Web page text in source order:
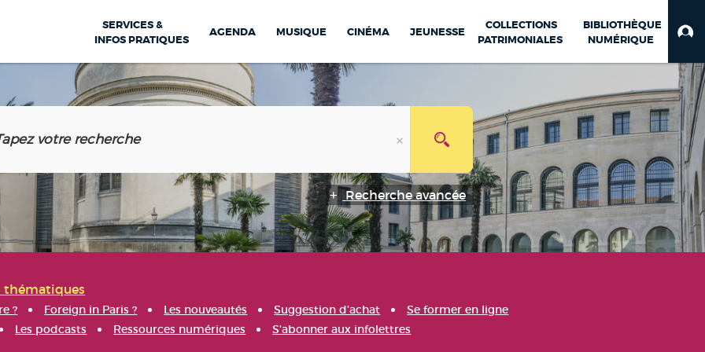
SERVICES &
INFOS PRATIQUES
AGENDA MUSIQUE CINÉMA JEUNESSE
COLLECTIONS
PATRIMONIALES
BIBLIOTHÈQUE
NUMÉRIQUE
Recherche avancée
thématiques
? Foreign in Paris ? Les nouveautés Suggestion d'achat
Se former en ligne
Les podcasts Ressources numériques S'abonner aux infolettres